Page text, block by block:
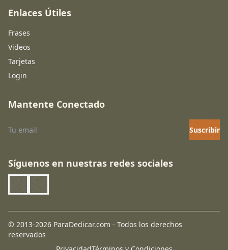
Enlaces Útiles
Frases
Videos
Tarjetas
Login
Mantente Conectado
Suscribir
Síguenos en nuestras redes sociales
© 2013-2026 ParaDedicar.com - Todos los derechos
reservados